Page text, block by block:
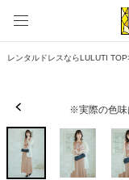
レンタルドレスならLULUTI TOP
※実際の色味